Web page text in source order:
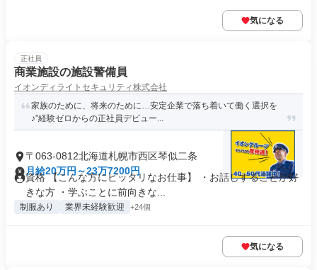
気になる
正社員
商業施設の施設警備員
イオンディライトセキュリティ株式会社
家族のために、将来のために…安定企業で落ち着いて働く選択を
♪”経験ゼロからの正社員デビュー...
〒063-0812北海道札幌市西区琴似二条
月給20万円～23万7200円
資格 【こんな方にピッタリなお仕事】 ・お話しすることが好
きな方 ・学ぶことに前向きな...
制服あり 業界未経験歓迎 +24個
気になる